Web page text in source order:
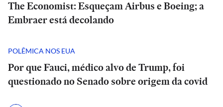
The Economist: Esqueçam Airbus e Boeing; a
Embraer está decolando
POLÊMICA NOS EUA
Por que Fauci, médico alvo de Trump, foi
questionado no Senado sobre origem da covid